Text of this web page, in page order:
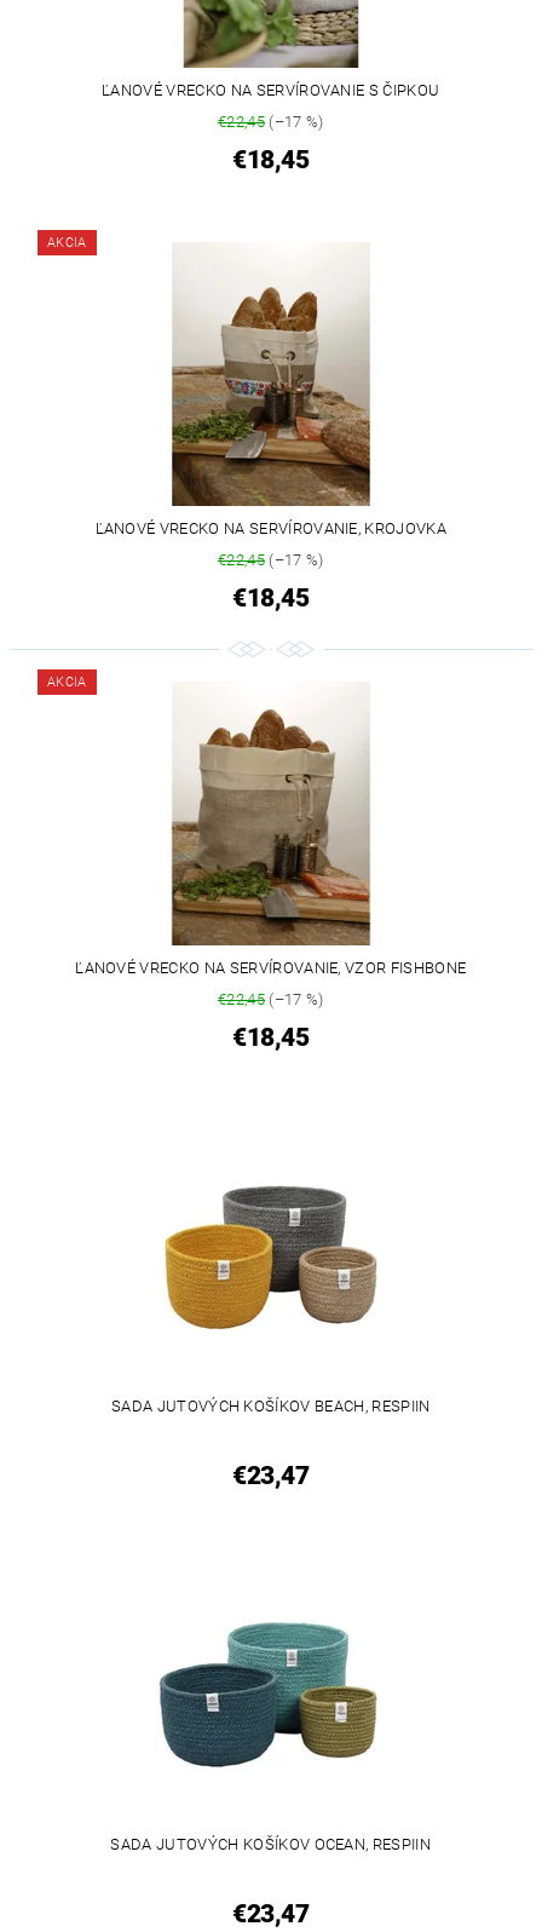
ĽANOVÉ VRECKO NA SERVÍROVANIE S ČIPKOU
€22,45(–17 %)
€18,45
AKCIA
ĽANOVÉ VRECKO NA SERVÍROVANIE, KROJOVKA
€22,45(–17 %)
€18,45
AKCIA
ĽANOVÉ VRECKO NA SERVÍROVANIE, VZOR FISHBONE
€22,45(–17 %)
€18,45
SADA JUTOVÝCH KOŠÍKOV BEACH, RESPIIN
€23,47
SADA JUTOVÝCH KOŠÍKOV OCEAN, RESPIIN
€23,47